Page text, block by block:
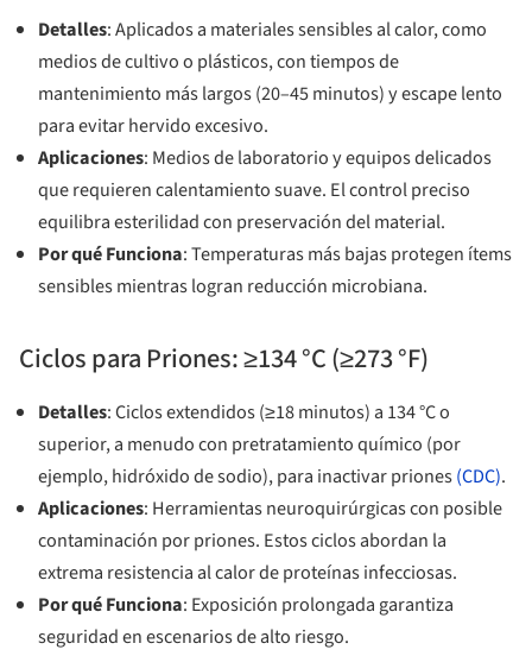
Detalles: Aplicados a materiales sensibles al calor, como
medios de cultivo o plásticos, con tiempos de
mantenimiento más largos (20–45 minutos) y escape lento
para evitar hervido excesivo.
Aplicaciones: Medios de laboratorio y equipos delicados
que requieren calentamiento suave. El control preciso
equilibra esterilidad con preservación del material.
Por qué Funciona: Temperaturas más bajas protegen ítems
sensibles mientras logran reducción microbiana.
Ciclos para Priones: ≥134 °C (≥273 °F)
Detalles: Ciclos extendidos (≥18 minutos) a 134 °C o
superior, a menudo con pretratamiento químico (por
ejemplo, hidróxido de sodio), para inactivar priones(CDC).
Aplicaciones: Herramientas neuroquirúrgicas con posible
contaminación por priones. Estos ciclos abordan la
extrema resistencia al calor de proteínas infecciosas.
Por qué Funciona: Exposición prolongada garantiza
seguridad en escenarios de alto riesgo.